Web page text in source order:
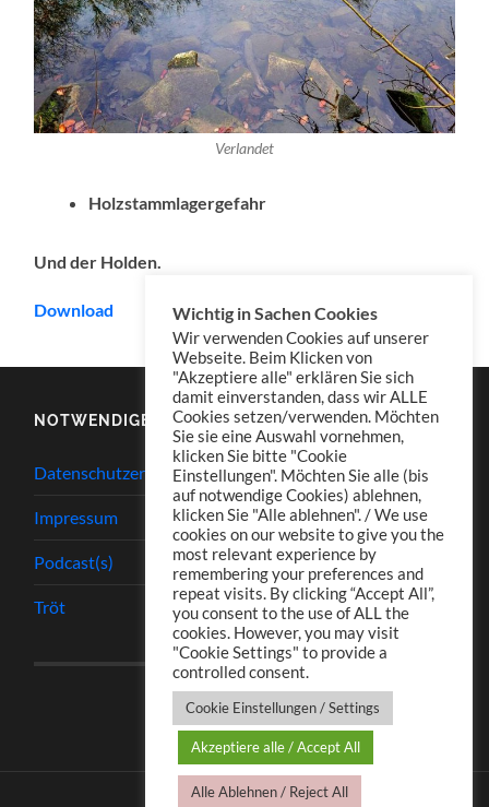
Verlandet
Holzstammlagergefahr
Und der Holden.
Download
NOTWENDIGES
Datenschutzerklärung
Impressum
Podcast(s)
Tröt
Wichtig in Sachen Cookies
Wir verwenden Cookies auf unserer
Webseite. Beim Klicken von
"Akzeptiere alle" erklären Sie sich
damit einverstanden, dass wir ALLE
Cookies setzen/verwenden. Möchten
Sie sie eine Auswahl vornehmen,
klicken Sie bitte "Cookie
Einstellungen". Möchten Sie alle (bis
auf notwendige Cookies) ablehnen,
klicken Sie "Alle ablehnen". / We use
cookies on our website to give you the
most relevant experience by
remembering your preferences and
repeat visits. By clicking “Accept All”,
you consent to the use of ALL the
cookies. However, you may visit
"Cookie Settings" to provide a
controlled consent.
Cookie Einstellungen / Settings
Akzeptiere alle / Accept All
Alle Ablehnen / Reject All